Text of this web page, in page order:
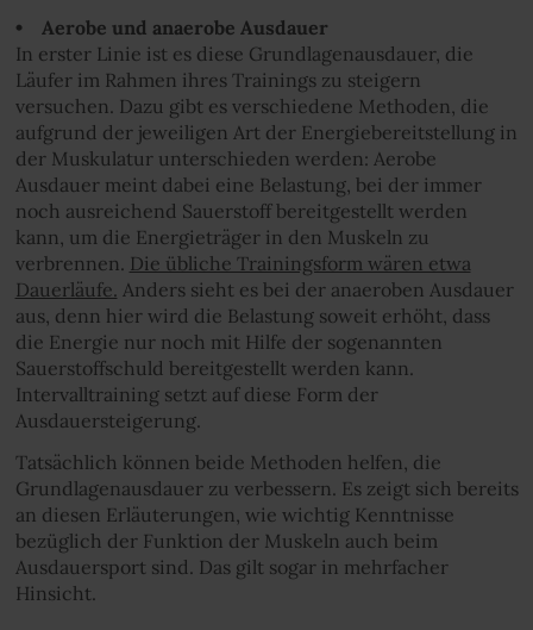
• Aerobe und anaerobe Ausdauer
In erster Linie ist es diese Grundlagenausdauer, die
Läufer im Rahmen ihres Trainings zu steigern
versuchen. Dazu gibt es verschiedene Methoden, die
aufgrund der jeweiligen Art der Energiebereitstellung in
der Muskulatur unterschieden werden: Aerobe
Ausdauer meint dabei eine Belastung, bei der immer
noch ausreichend Sauerstoff bereitgestellt werden
kann, um die Energieträger in den Muskeln zu
verbrennen. Die übliche Trainingsform wären etwa
Dauerläufe. Anders sieht es bei der anaeroben Ausdauer
aus, denn hier wird die Belastung soweit erhöht, dass
die Energie nur noch mit Hilfe der sogenannten
Sauerstoffschuld bereitgestellt werden kann.
Intervalltraining setzt auf diese Form der
Ausdauersteigerung.
Tatsächlich können beide Methoden helfen, die
Grundlagenausdauer zu verbessern. Es zeigt sich bereits
an diesen Erläuterungen, wie wichtig Kenntnisse
bezüglich der Funktion der Muskeln auch beim
Ausdauersport sind. Das gilt sogar in mehrfacher
Hinsicht.